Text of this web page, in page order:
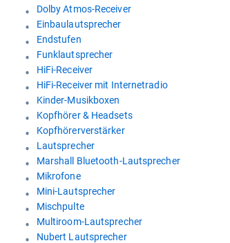
Dolby Atmos-Receiver
Einbaulautsprecher
Endstufen
Funklautsprecher
HiFi-Receiver
HiFi-Receiver mit Internetradio
Kinder-Musikboxen
Kopfhörer & Headsets
Kopfhörerverstärker
Lautsprecher
Marshall Bluetooth-Lautsprecher
Mikrofone
Mini-Lautsprecher
Mischpulte
Multiroom-Lautsprecher
Nubert Lautsprecher